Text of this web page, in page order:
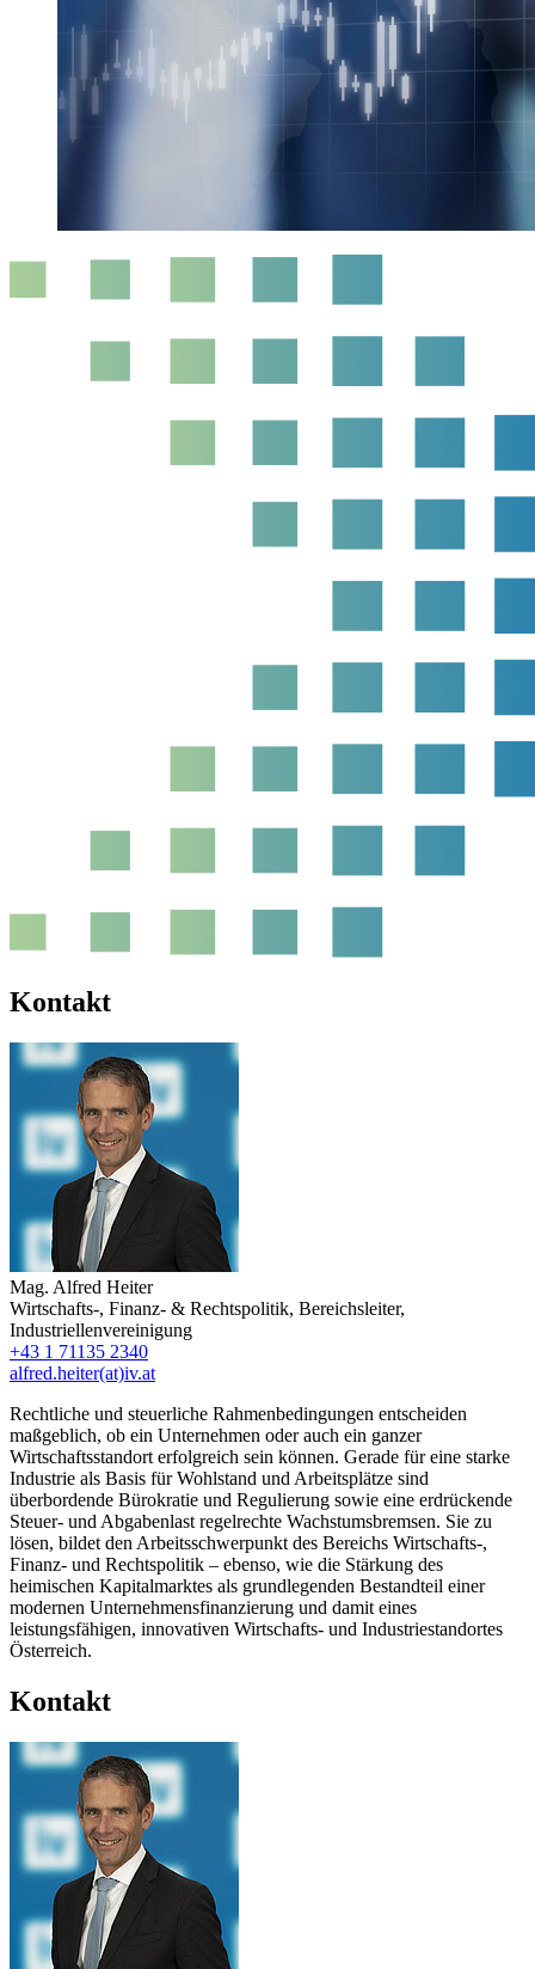
Kontakt
Mag. Alfred Heiter
Wirtschafts-, Finanz- & Rechtspolitik, Bereichsleiter,
Industriellenvereinigung
+43 1 71135 2340
alfred.heiter(at)iv.at
Rechtliche und steuerliche Rahmenbedingungen entscheiden
maßgeblich, ob ein Unternehmen oder auch ein ganzer
Wirtschaftsstandort erfolgreich sein können. Gerade für eine starke
Industrie als Basis für Wohlstand und Arbeitsplätze sind
überbordende Bürokratie und Regulierung sowie eine erdrückende
Steuer- und Abgabenlast regelrechte Wachstumsbremsen. Sie zu
lösen, bildet den Arbeitsschwerpunkt des Bereichs Wirtschafts-,
Finanz- und Rechtspolitik – ebenso, wie die Stärkung des
heimischen Kapitalmarktes als grundlegenden Bestandteil einer
modernen Unternehmensfinanzierung und damit eines
leistungsfähigen, innovativen Wirtschafts- und Industriestandortes
Österreich.
Kontakt